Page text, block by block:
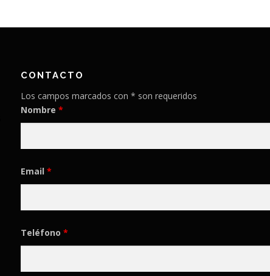
CONTACTO
Los campos marcados con * son requeridos
Nombre *
Email *
Teléfono *